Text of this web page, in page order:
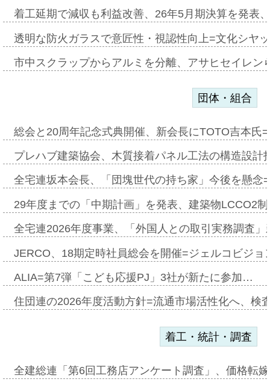
着工延期で減収も利益改善、26年5月期決算を発表
透明な防火ガラスで意匠性・視認性向上=文化シヤ
市中スクラップからアルミを分離、アサヒセイレ
団体・組合
総会と20周年記念式典開催、新会長にTOTO吉本氏
プレハブ建築協会、木質接着パネル工法の構造設
全宅連坂本会長、「団塊世代の持ち家」今後を懸
29年度までの「中期計画」を発表、建築物LCCO2
全宅連2026年度事業、「外国人との取引実務調査
JERCO、18期定時社員総会を開催=ジェルコビジ
ALIA=第7弾「こども応援PJ」3社が新たに参加…
住団連の2026年度活動方針=流通市場活性化へ、検
着工・統計・調査
全建総連「第6回工務店アンケート調査」、価格転